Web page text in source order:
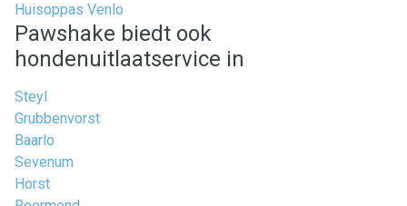
Huisoppas Venlo
Pawshake biedt ook
hondenuitlaatservice in
Steyl
Grubbenvorst
Baarlo
Sevenum
Horst